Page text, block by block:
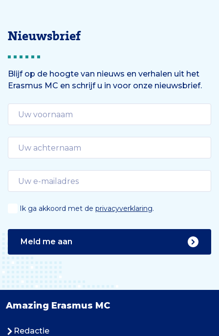
Nieuwsbrief
Blijf op de hoogte van nieuws en verhalen uit het
Erasmus MC en schrijf u in voor onze nieuwsbrief.
Ik ga akkoord met de privacyverklaring.
Meld me aan
Amazing Erasmus MC
Redactie